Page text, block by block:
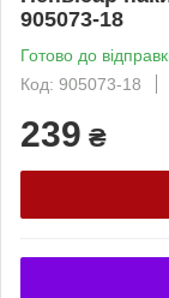
905073-18
Готово до
Код: 905073-18
239 ₴